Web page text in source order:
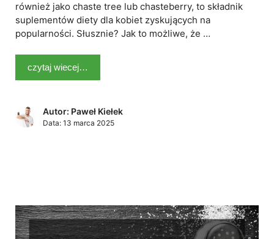
również jako chaste tree lub chasteberry, to składnik
suplementów diety dla kobiet zyskujących na
popularności. Słusznie? Jak to możliwe, że …
czytaj wiecej…
Autor: Paweł Kiełek
Data: 13 marca 2025